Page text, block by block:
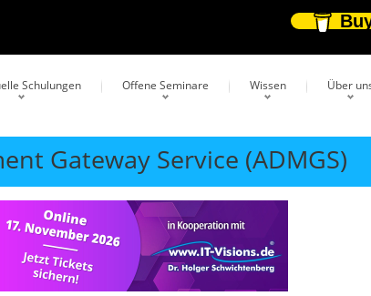
Schulungen Offene Seminare Wissen Über
Gateway Service (ADMGS)